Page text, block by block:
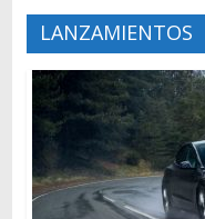
LANZAMIENTOS